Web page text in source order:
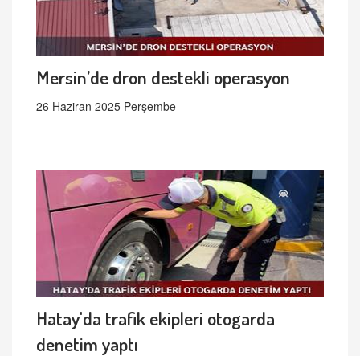
Mersin’de dron destekli operasyon
26 Haziran 2025 Perşembe
Hatay'da trafik ekipleri otogarda
denetim yaptı